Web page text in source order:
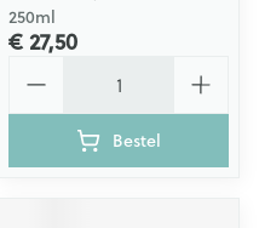
250ml
€ 27,50
Bestel